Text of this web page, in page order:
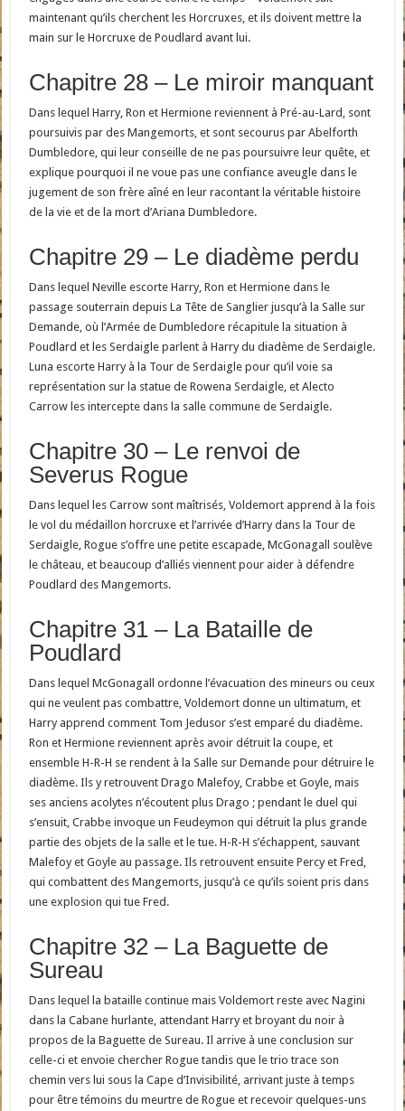
maintenant qu’ils cherchent les Horcruxes, et ils doivent mettre la
main sur le Horcruxe de Poudlard avant lui.
Chapitre 28 – Le miroir manquant
Dans lequel Harry, Ron et Hermione reviennent à Pré-au-Lard, sont
poursuivis par des Mangemorts, et sont secourus par Abelforth
Dumbledore, qui leur conseille de ne pas poursuivre leur quête, et
explique pourquoi il ne voue pas une confiance aveugle dans le
jugement de son frère aîné en leur racontant la véritable histoire
de la vie et de la mort d’Ariana Dumbledore.
Chapitre 29 – Le diadème perdu
Dans lequel Neville escorte Harry, Ron et Hermione dans le
passage souterrain depuis La Tête de Sanglier jusqu’à la Salle sur
Demande, où l’Armée de Dumbledore récapitule la situation à
Poudlard et les Serdaigle parlent à Harry du diadème de Serdaigle.
Luna escorte Harry à la Tour de Serdaigle pour qu’il voie sa
représentation sur la statue de Rowena Serdaigle, et Alecto
Carrow les intercepte dans la salle commune de Serdaigle.
Chapitre 30 – Le renvoi de
Severus Rogue
Dans lequel les Carrow sont maîtrisés, Voldemort apprend à la fois
le vol du médaillon horcruxe et l’arrivée d’Harry dans la Tour de
Serdaigle, Rogue s’offre une petite escapade, McGonagall soulève
le château, et beaucoup d’alliés viennent pour aider à défendre
Poudlard des Mangemorts.
Chapitre 31 – La Bataille de
Poudlard
Dans lequel McGonagall ordonne l’évacuation des mineurs ou ceux
qui ne veulent pas combattre, Voldemort donne un ultimatum, et
Harry apprend comment Tom Jedusor s’est emparé du diadème.
Ron et Hermione reviennent après avoir détruit la coupe, et
ensemble H-R-H se rendent à la Salle sur Demande pour détruire le
diadème. Ils y retrouvent Drago Malefoy, Crabbe et Goyle, mais
ses anciens acolytes n’écoutent plus Drago ; pendant le duel qui
s’ensuit, Crabbe invoque un Feudeymon qui détruit la plus grande
partie des objets de la salle et le tue. H-R-H s’échappent, sauvant
Malefoy et Goyle au passage. Ils retrouvent ensuite Percy et Fred,
qui combattent des Mangemorts, jusqu’à ce qu’ils soient pris dans
une explosion qui tue Fred.
Chapitre 32 – La Baguette de
Sureau
Dans lequel la bataille continue mais Voldemort reste avec Nagini
dans la Cabane hurlante, attendant Harry et broyant du noir à
propos de la Baguette de Sureau. Il arrive à une conclusion sur
celle-ci et envoie chercher Rogue tandis que le trio trace son
chemin vers lui sous la Cape d’Invisibilité, arrivant juste à temps
pour être témoins du meurtre de Rogue et recevoir quelques-uns